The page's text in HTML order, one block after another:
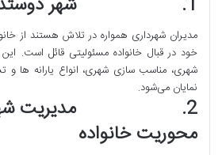
مدیران شهرداری همواره در تلاش هستند از
خود در قبال خانواده مسئولیتی قائل است.
شهری، مناسب سازی شهری، انواع یارانه ها و
نمایان می‌شود.
2. مدیریت
محوریت خانواده